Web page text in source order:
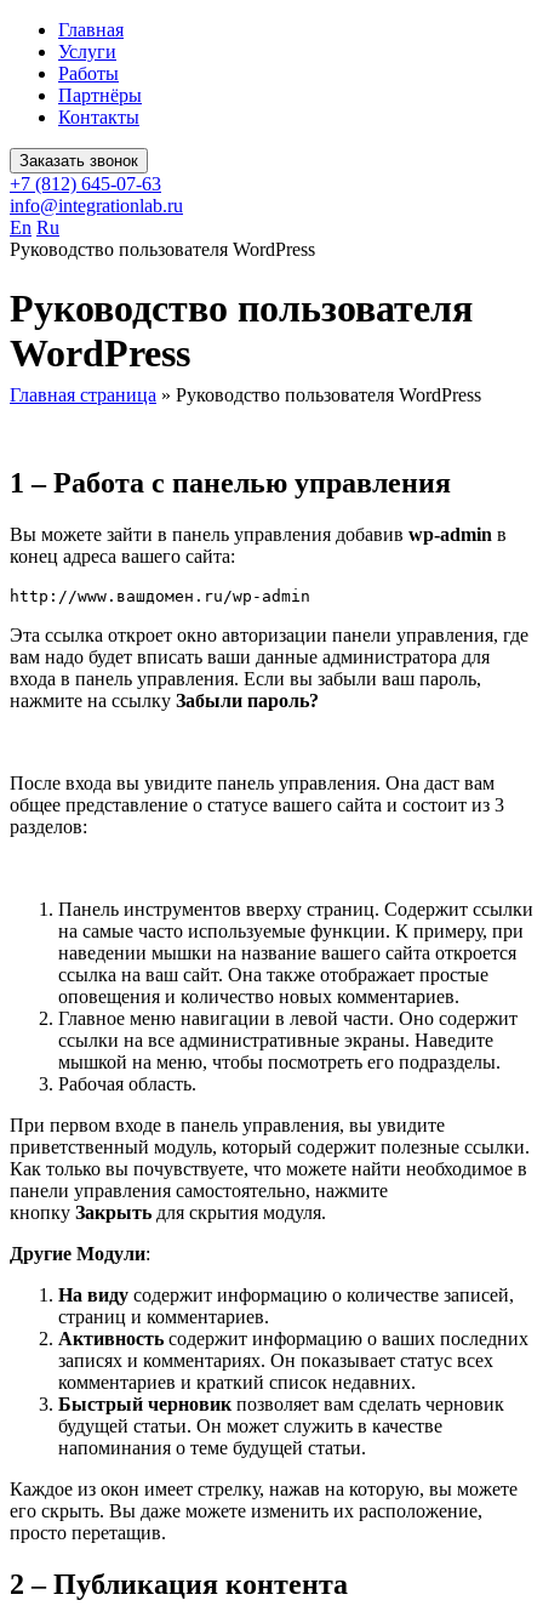
Главная
Услуги
Работы
Партнёры
Контакты
Заказать звонок
+7 (812) 645-07-63
info@integrationlab.ru
En Ru
Руководство пользователя WordPress
Руководство пользователя
WordPress
Главная страница » Руководство пользователя WordPress
1 – Работа с панелью управления
Вы можете зайти в панель управления добавив wp-admin в
конец адреса вашего сайта:
http://www.вашдомен.ru/wp-admin
Эта ссылка откроет окно авторизации панели управления, где
вам надо будет вписать ваши данные администратора для
входа в панель управления. Если вы забыли ваш пароль,
нажмите на ссылку Забыли пароль?
После входа вы увидите панель управления. Она даст вам
общее представление о статусе вашего сайта и состоит из 3
разделов:
Панель инструментов вверху страниц. Содержит ссылки
на самые часто используемые функции. К примеру, при
наведении мышки на название вашего сайта откроется
ссылка на ваш сайт. Она также отображает простые
оповещения и количество новых комментариев.
Главное меню навигации в левой части. Оно содержит
ссылки на все административные экраны. Наведите
мышкой на меню, чтобы посмотреть его подразделы.
Рабочая область.
При первом входе в панель управления, вы увидите
приветственный модуль, который содержит полезные ссылки.
Как только вы почувствуете, что можете найти необходимое в
панели управления самостоятельно, нажмите
кнопку Закрыть для скрытия модуля.
Другие Модули:
На виду содержит информацию о количестве записей,
страниц и комментариев.
Активность содержит информацию о ваших последних
записях и комментариях. Он показывает статус всех
комментариев и краткий список недавних.
Быстрый черновик позволяет вам сделать черновик
будущей статьи. Он может служить в качестве
напоминания о теме будущей статьи.
Каждое из окон имеет стрелку, нажав на которую, вы можете
его скрыть. Вы даже можете изменить их расположение,
просто перетащив.
2 – Публикация контента